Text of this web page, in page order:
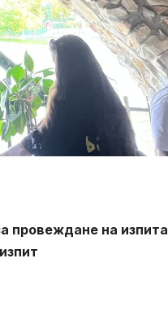
провеждане на изпита